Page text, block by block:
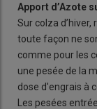
Apport d’Azote
Sur colza
toute façon ne
comme pour les
une pesée de la
dose d'engrais à
Les pesées